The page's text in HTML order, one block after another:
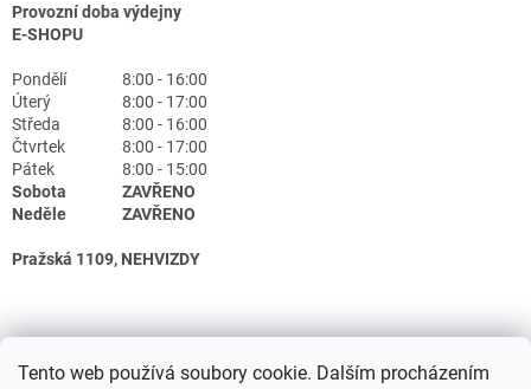
Tento web používá soubory cookie. Dalším procházením
Provozní doba výdejny
E-SHOPU
Pondělí
8:00 - 16:00
Úterý
8:00 - 17:00
Středa
8:00 - 16:00
Čtvrtek
8:00 - 17:00
Pátek
8:00 - 15:00
Sobota
ZAVŘENO
Neděle
ZAVŘENO
Pražská 1109, NEHVIZDY